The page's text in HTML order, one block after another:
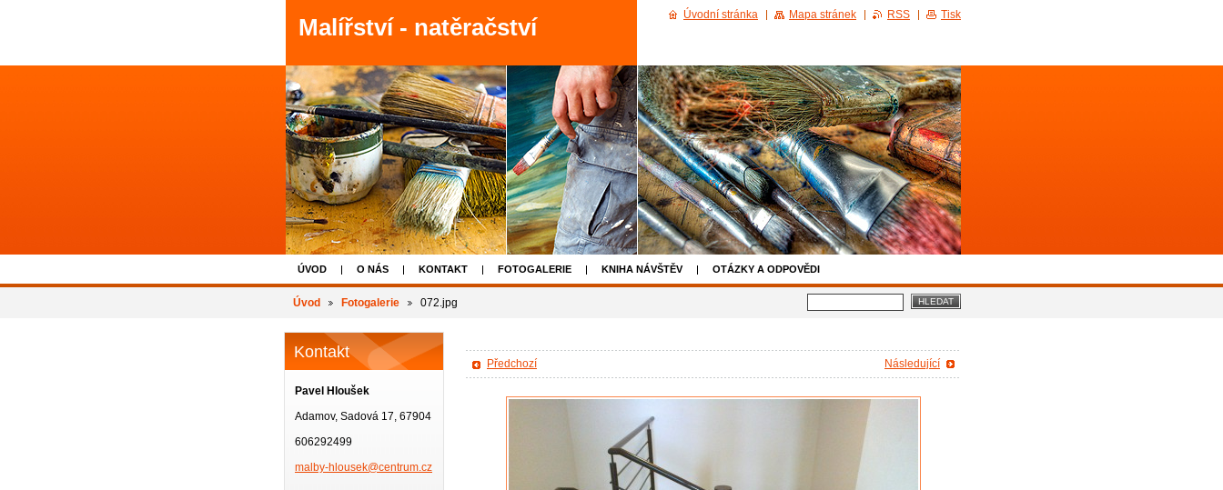
Malířství - natěračství
ÚVOD O NÁS KONTAKT FOTOGALERIE KNIHA NÁVŠTĚV OTÁZKY A ODPOVĚDI
Úvod Fotogalerie 072.jpg
Předchozí Následující
Kontakt
Pavel Hloušek
Adamov, Sadová 17, 67904
606292499
malby-hl ousek@centrum.cz
Úvodní stránka Mapa stránek RSS Tisk